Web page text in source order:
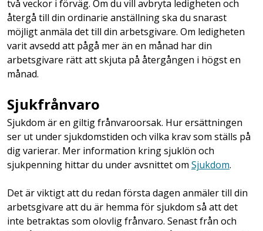
två veckor i förväg. Om du vill avbryta ledigheten och
återgå till din ordinarie anställning ska du snarast
möjligt anmäla det till din arbetsgivare. Om ledigheten
varit avsedd att pågå mer än en månad har din
arbetsgivare rätt att skjuta på återgången i högst en
månad.
Sjukfrånvaro
Sjukdom är en giltig frånvaroorsak. Hur ersättningen
ser ut under sjukdomstiden och vilka krav som ställs på
dig varierar. Mer information kring sjuklön och
sjukpenning hittar du under avsnittet om Sjukdom.
Det är viktigt att du redan första dagen anmäler till din
arbetsgivare att du är hemma för sjukdom så att det
inte betraktas som olovlig frånvaro. Senast från och